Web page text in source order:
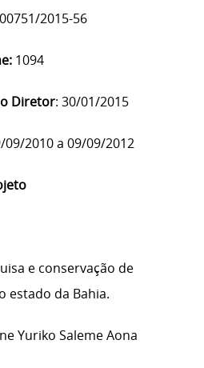
2015-56
1094
Diretor: 30/01/2015
09/2010 a 09/09/2012
e conservação de
estado da Bahia.
Yuriko Saleme Aona